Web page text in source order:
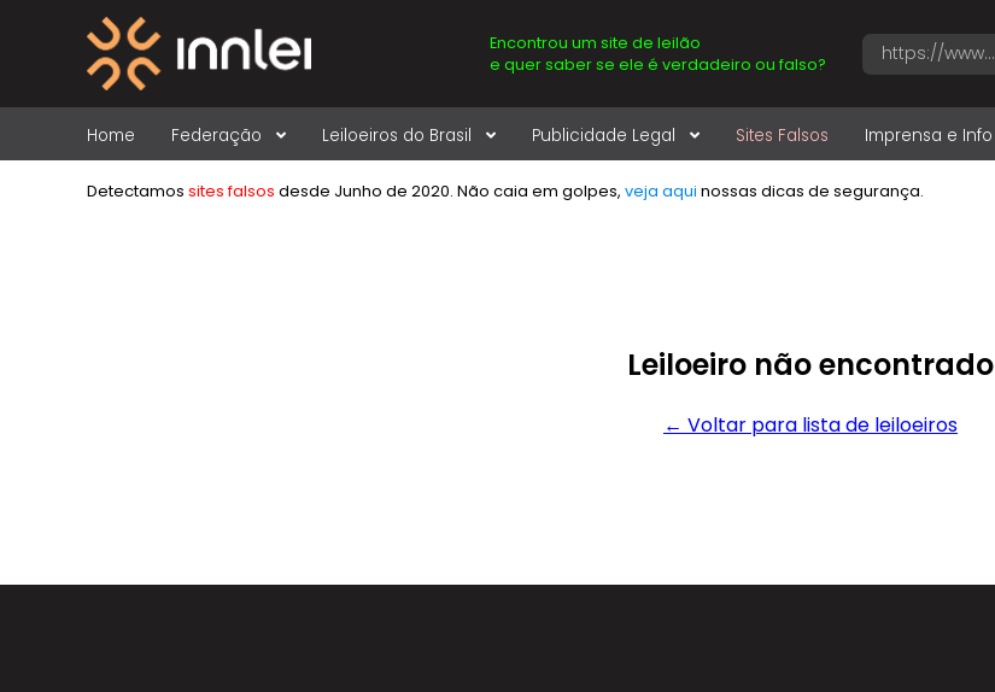
Encontrou um site de leilão
e quer saber se ele é verdadeiro ou falso?
Home Federação Leiloeiros do Brasil Publicidade Legal Sites Falsos Imprensa e Info
Detectamos sites falsos desde Junho de 2020. Não caia em golpes, veja aqui nossas dicas de segurança.
Leiloeiro não encontrado
← Voltar para lista de leiloeiros